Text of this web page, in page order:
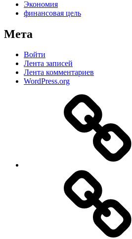
Экономия
финансовая цель
Мета
Войти
Лента записей
Лента комментариев
WordPress.org